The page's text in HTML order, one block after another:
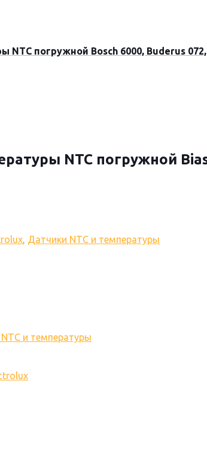
погружной Bosch 6000, Buderus 072,
NTC погружной
, Датчики NTC и температуры
и температуры